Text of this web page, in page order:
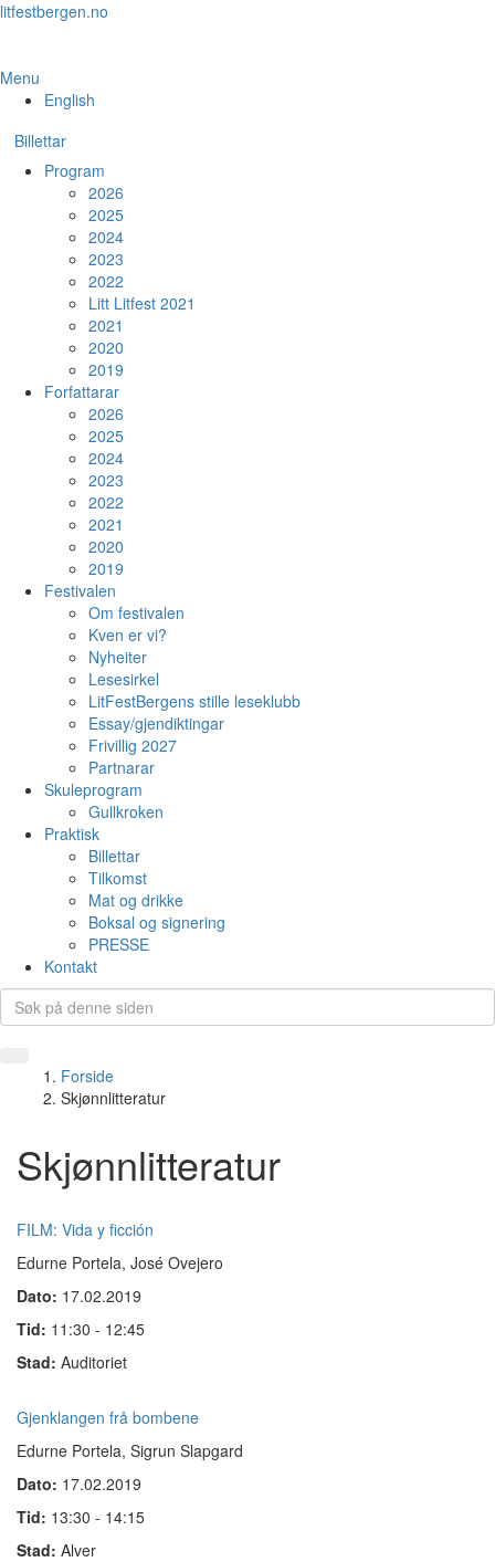
Skip
content
litfestbergen.no
Menu
English
Billettar
Program
2026
2025
2024
2023
2022
Litt Litfest 2021
2021
2020
2019
Forfattarar
2026
2025
2024
2023
2022
2021
2020
2019
Festivalen
Om festivalen
Kven er vi?
Nyheiter
Lesesirkel
LitFestBergens stille leseklubb
Essay/gjendiktingar
Frivillig 2027
Partnarar
Skuleprogram
Gullkroken
Praktisk
Billettar
Tilkomst
Mat og drikke
Boksal og signering
PRESSE
Kontakt
Forside
Skjønnlitteratur
Skjønnlitteratur
FILM: Vida y ficción
Edurne Portela, José Ovejero
Dato: 17.02.2019
Tid: 11:30 - 12:45
Stad: Auditoriet
Gjenklangen frå bombene
Edurne Portela, Sigrun Slapgard
Dato: 17.02.2019
Tid: 13:30 - 14:15
Stad: Alver